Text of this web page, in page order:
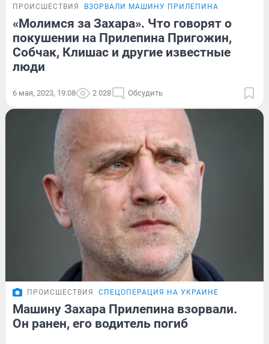
ПРОИСШЕСТВИЯ ВЗОРВАЛИ МАШИНУ ПРИЛЕПИНА
«Молимся за Захара». Что говорят о
покушении на Прилепина Пригожин,
Собчак, Клишас и другие известные
люди
6 мая, 2023, 19:08 2 028 Обсудить
ПРОИСШЕСТВИЯ СПЕЦОПЕРАЦИЯ НА УКРАИНЕ
Машину Захара Прилепина взорвали.
Он ранен, его водитель погиб